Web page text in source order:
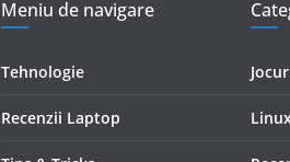
Meniu de navigare
Tehnologie
Recenzii Laptop